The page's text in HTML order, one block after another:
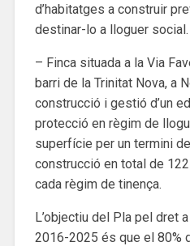
d’habitatges a construir
destinar-lo a lloguer social.
– Finca situada a la Via
barri de la Trinitat Nova, a
construcció i gestió d’un
protecció en règim de
superfície per un termini
construcció en total de
cada règim de tinença.
L’objectiu del Pla pel dret
2016-2025 és que el 80%